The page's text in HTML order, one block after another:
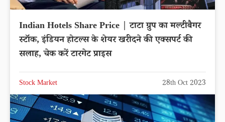
Indian Hotels Share Price | टाटा ग्रुप का मल्टीबैगर
स्टॉक, इंडियन होटल्स के शेयर खरीदने की एक्सपर्ट की
सलाह, चेक करें टारगेट प्राइस
Stock Market 28th Oct 2023